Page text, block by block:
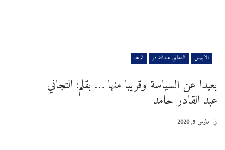
الابيض التجاني عبدالقادر الرهد
بعيدا عن السياسة وقريبا منها … بقلم: التجاني
عبد القادر حامد
في مارس 5, 2020